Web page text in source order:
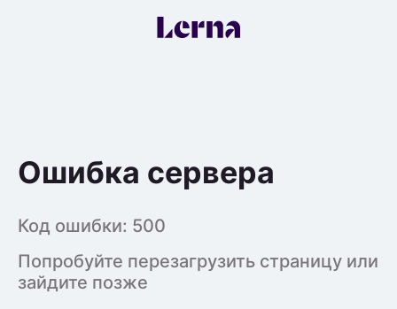
Ошибка сервера
Код ошибки: 500
Попробуйте перезагрузить страницу или
зайдите позже